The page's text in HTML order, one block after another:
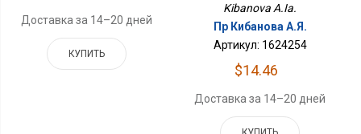
Доставка за 14–20 дней
КУПИТЬ
Kibanova A.Ia.
Пр Кибанова А.Я.
Артикул: 1624254
$14.46
Доставка за 14–20 дней